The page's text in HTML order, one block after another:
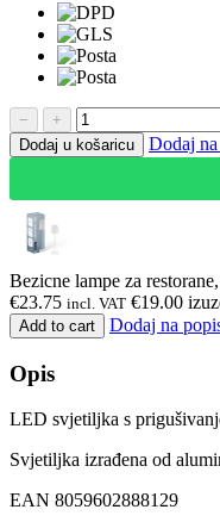
−
+
Dodaj u košaricu
Dodaj
Bezicne lampe za
€23.75 incl. VAT €19.00
Add to cart Dodaj na
Opis
LED svjetiljka s
Svjetiljka izrađena od
EAN 8059602888129